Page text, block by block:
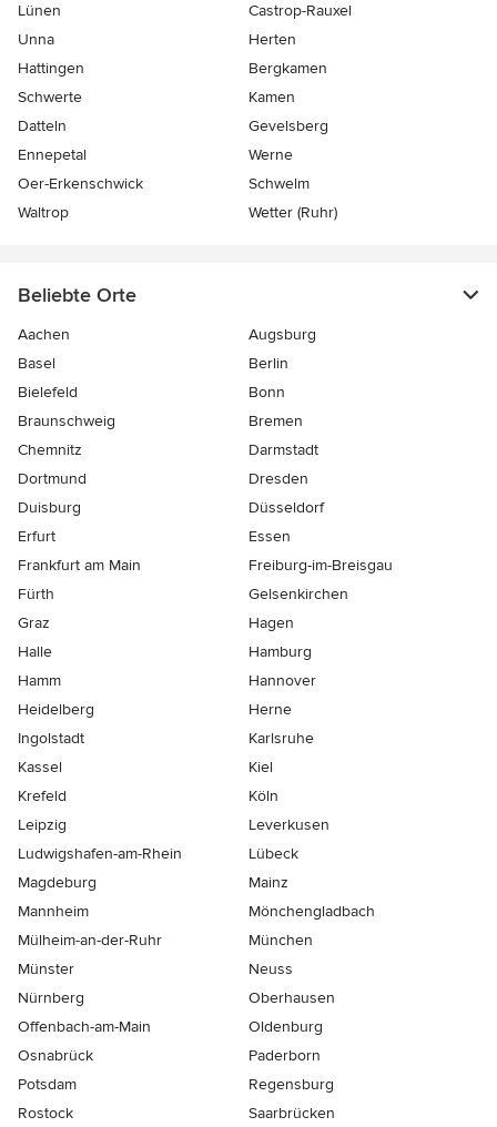
Lünen
Castrop-Rauxel
Unna
Herten
Hattingen
Bergkamen
Schwerte
Kamen
Datteln
Gevelsberg
Ennepetal
Werne
Oer-Erkenschwick
Schwelm
Waltrop
Wetter (Ruhr)
Beliebte Orte
Aachen
Augsburg
Basel
Berlin
Bielefeld
Bonn
Braunschweig
Bremen
Chemnitz
Darmstadt
Dortmund
Dresden
Duisburg
Düsseldorf
Erfurt
Essen
Frankfurt am Main
Freiburg-im-Breisgau
Fürth
Gelsenkirchen
Graz
Hagen
Halle
Hamburg
Hamm
Hannover
Heidelberg
Herne
Ingolstadt
Karlsruhe
Kassel
Kiel
Krefeld
Köln
Leipzig
Leverkusen
Ludwigshafen-am-Rhein
Lübeck
Magdeburg
Mainz
Mannheim
Mönchen­gladbach
Mülheim-an-der-Ruhr
München
Münster
Neuss
Nürnberg
Oberhausen
Offenbach-am-Main
Oldenburg
Osnabrück
Paderborn
Potsdam
Regensburg
Rostock
Saarbrücken